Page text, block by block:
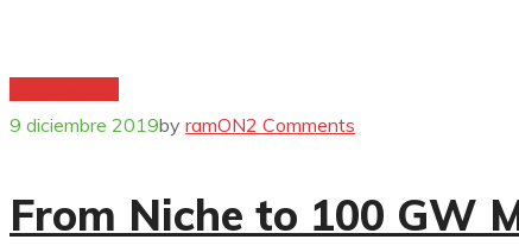
9 diciembre 2019by ramON2 Comments
From Niche to 100 GW